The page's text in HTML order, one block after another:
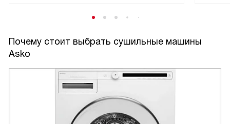
Почему стоит выбрать сушильные машины
Asko